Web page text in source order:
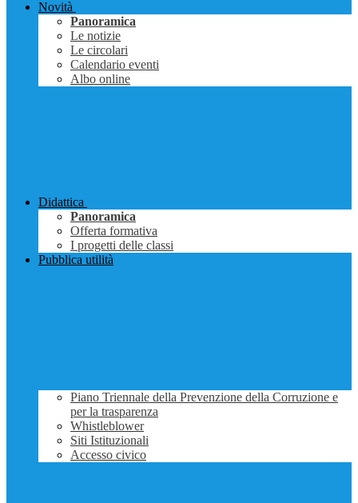
Novità
Panoramica
Le notizie
Le circolari
Calendario eventi
Albo online
Didattica
Panoramica
Offerta formativa
I progetti delle classi
Pubblica utilità
Piano Triennale della Prevenzione della Corruzione e
per la trasparenza
Whistleblower
Siti Istituzionali
Accesso civico